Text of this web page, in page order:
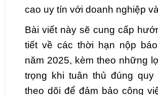
cao uy tín với doanh nghiệp
Bài viết này sẽ cung cấp
tiết về các thời hạn nộp
năm 2025, kèm theo những
trọng khi tuân thủ đúng quy
theo dõi để đảm bảo công